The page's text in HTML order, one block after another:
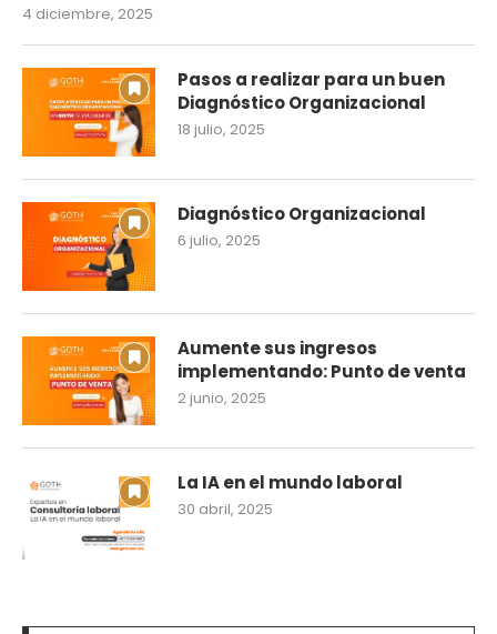
4 diciembre, 2025
Pasos a realizar para un buen
Diagnóstico Organizacional
18 julio, 2025
Diagnóstico Organizacional
6 julio, 2025
Aumente sus ingresos
implementando: Punto de venta
2 junio, 2025
La IA en el mundo laboral
30 abril, 2025